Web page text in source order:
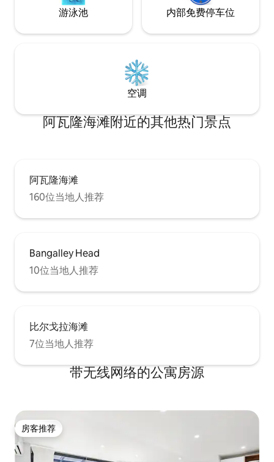
游泳池 内部免费停车位
空调
阿瓦隆海滩附近的其他热门景点
阿瓦隆海滩
160位当地人推荐
Bangalley Head
10位当地人推荐
比尔戈拉海滩
7位当地人推荐
带无线网络的公寓房源
房客推荐
房客推荐